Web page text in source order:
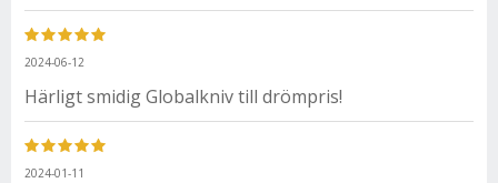
2024-06-12
Härligt smidig Globalkniv till drömpris!
2024-01-11